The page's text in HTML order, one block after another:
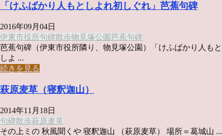
「けふばかり人もとしよれ初しぐれ」芭蕉句碑
2016年09月04日
伊東市役所句碑散歩物見塚公園芭蕉句碑
芭蕉句碑（伊東市役所隣り、物見塚公園）「けふばかり人もと
しよ ...
続きを見る
萩原麦草（寝釈迦山）
2014年11月18日
句碑散歩萩原麦草
その上ミの 秋風聞くや 寝釈迦山 （萩原麦草） 場所＝葛城山 ...